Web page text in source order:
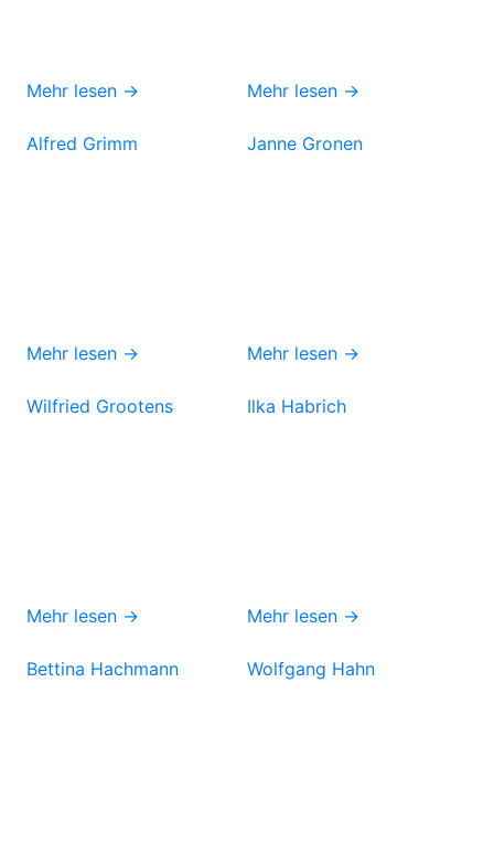
Mehr lesen → Mehr lesen →
Alfred Grimm
Mehr lesen →
Janne Gronen
Mehr lesen →
Wilfried Grootens
Mehr lesen →
Ilka Habrich
Mehr lesen →
Bettina Hachmann Wolfgang Hahn